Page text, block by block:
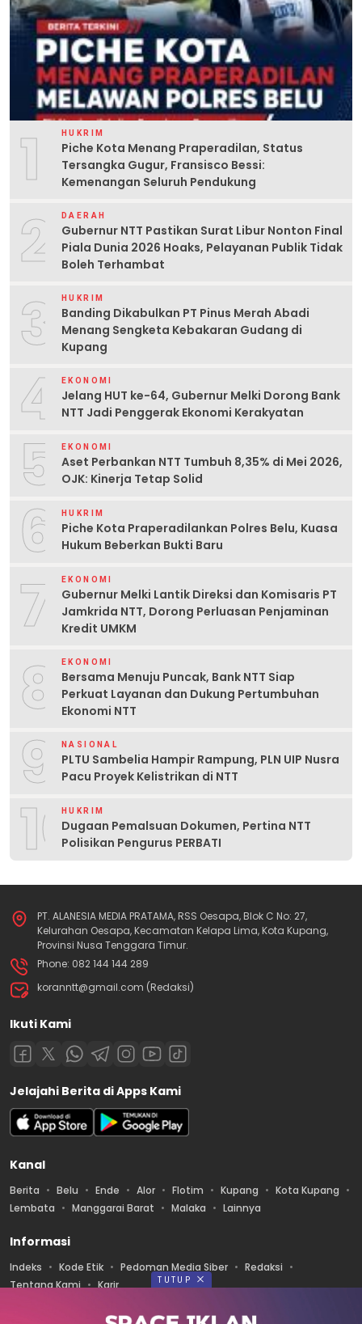
1 HUKRIM
Piche Kota Menang Praperadilan, Status
Tersangka Gugur, Fransisco Bessi:
Kemenangan Seluruh Pendukung
2 DAERAH
Gubernur NTT Pastikan Surat Libur Nonton Final
Piala Dunia 2026 Hoaks, Pelayanan Publik Tidak
Boleh Terhambat
3 HUKRIM
Banding Dikabulkan PT Pinus Merah Abadi
Menang Sengketa Kebakaran Gudang di
Kupang
4 EKONOMI
Jelang HUT ke-64, Gubernur Melki Dorong Bank
NTT Jadi Penggerak Ekonomi Kerakyatan
5 EKONOMI
Aset Perbankan NTT Tumbuh 8,35% di Mei 2026,
OJK: Kinerja Tetap Solid
6 HUKRIM
Piche Kota Praperadilankan Polres Belu, Kuasa
Hukum Beberkan Bukti Baru
7 EKONOMI
Gubernur Melki Lantik Direksi dan Komisaris PT
Jamkrida NTT, Dorong Perluasan Penjaminan
Kredit UMKM
8 EKONOMI
Bersama Menuju Puncak, Bank NTT Siap
Perkuat Layanan dan Dukung Pertumbuhan
Ekonomi NTT
9 NASIONAL
PLTU Sambelia Hampir Rampung, PLN UIP Nusra
Pacu Proyek Kelistrikan di NTT
10HUKRIM
Dugaan Pemalsuan Dokumen, Pertina NTT
Polisikan Pengurus PERBATI
PT. ALANESIA MEDIA PRATAMA, RSS Oesapa, Blok C No: 27,
Kelurahan Oesapa, Kecamatan Kelapa Lima, Kota Kupang,
Provinsi Nusa Tenggara Timur.
Phone: 082 144 144 289
koranntt@gmail.com (Redaksi)
Ikuti Kami
Jelajahi Berita di Apps Kami
Kanal
Berita Belu Ende Alor Flotim Kupang
Kota Kupang
Lembata
Manggarai Barat Malaka Lainnya
Informasi
Indeks Kode Etik Pedoman Media Siber
Redaksi
Tentang Kami
Karir
Diterbitkan oleh PT. ALANESIA MEDIA PRATAMA
TUTUP